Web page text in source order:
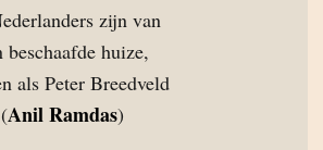
zijn van
beschaafde huize,
als Peter Breedveld
Anil Ramdas)